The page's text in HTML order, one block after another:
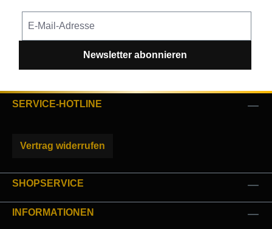
Newsletter abonnieren
SERVICE-HOTLINE
Vertrag widerrufen
SHOPSERVICE
INFORMATIONEN